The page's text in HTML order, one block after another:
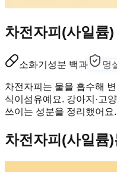
차전자피(사일륨
소화기 성분 백과 멍
차전자피는 물을 흡수해
식이섬유예요. 강아지·고
쓰이는 성분을 정리했어요.
차전자피(사일륨